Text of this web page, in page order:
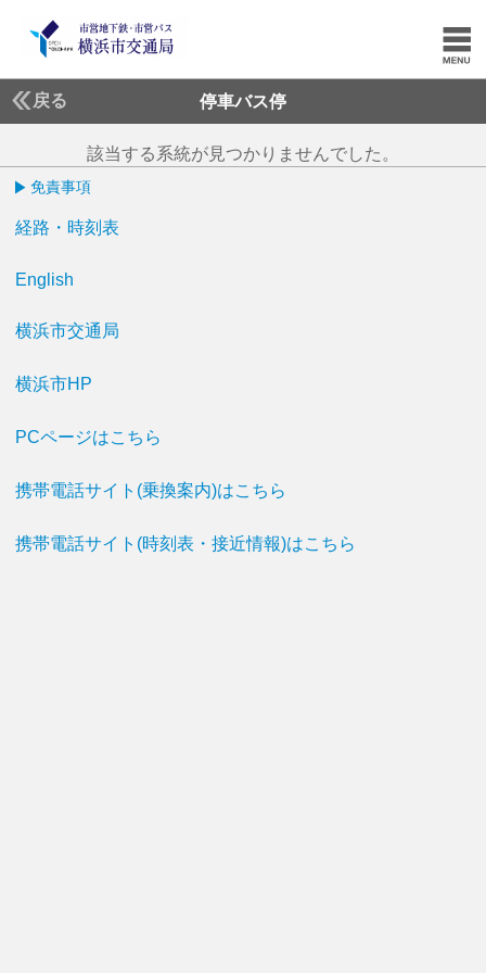
戻る 停車バス停
該当する系統が見つかりませんでした。
免責事項
経路・時刻表
English
横浜市交通局
横浜市HP
PCページはこちら
携帯電話サイト(乗換案内)はこちら
携帯電話サイト(時刻表・接近情報)はこちら